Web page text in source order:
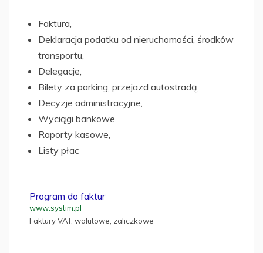
Faktura,
Deklaracja podatku od nieruchomości, środków
transportu,
Delegacje,
Bilety za parking, przejazd autostradą,
Decyzje administracyjne,
Wyciągi bankowe,
Raporty kasowe,
Listy płac
Program do faktur
www.systim.pl
Faktury VAT, walutowe, zaliczkowe